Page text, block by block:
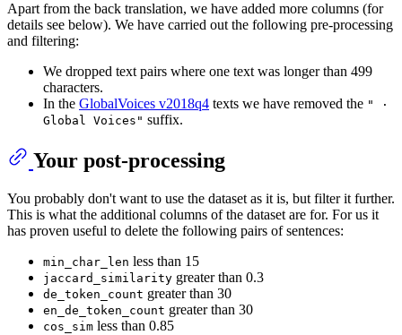
Apart from the back translation, we have added more columns (for
details see below). We have carried out the following pre-processing
and filtering:
We dropped text pairs where one text was longer than 499
characters.
In the GlobalVoices v2018q4 texts we have removed the " ·
Global Voices" suffix.
Your post-processing
You probably don't want to use the dataset as it is, but filter it further.
This is what the additional columns of the dataset are for. For us it
has proven useful to delete the following pairs of sentences:
min_char_len less than 15
jaccard_similarity greater than 0.3
de_token_count greater than 30
en_de_token_count greater than 30
cos_sim less than 0.85